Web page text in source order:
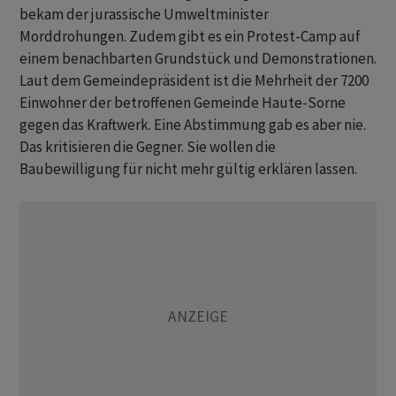
bekam der jurassische Umweltminister
Morddrohungen. Zudem gibt es ein Protest-Camp auf
einem benachbarten Grundstück und Demonstrationen.
Laut dem Gemeindepräsident ist die Mehrheit der 7200
Einwohner der betroffenen Gemeinde Haute-Sorne
gegen das Kraftwerk. Eine Abstimmung gab es aber nie.
Das kritisieren die Gegner. Sie wollen die
Baubewilligung für nicht mehr gültig erklären lassen.